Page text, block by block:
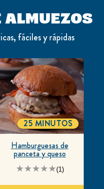
ALMUEZOS
fáciles y rápidas
La
calificación
de
(1)
Hamburguesas de
panceta y queso
TOTALTIME
25 MINUTOS